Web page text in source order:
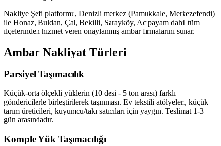
Nakliye Şefi platformu, Denizli merkez (Pamukkale, Merkezefendi)
ile Honaz, Buldan, Çal, Bekilli, Sarayköy, Acıpayam dahil tüm
ilçelerinden hizmet veren onaylanmış ambar firmalarını sunar.
Ambar Nakliyat Türleri
Parsiyel Taşımacılık
Küçük-orta ölçekli yüklerin (10 desi - 5 ton arası) farklı
göndericilerle birleştirilerek taşınması. Ev tekstili atölyeleri, küçük
tarım üreticileri, kuyumcu/takı satıcıları için yaygın. Teslimat 1-3
gün arasındadır.
Komple Yük Taşımacılığı